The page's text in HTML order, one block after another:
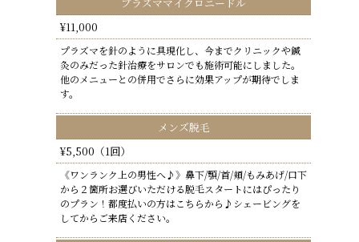
¥11,000
プラズマを針のように具現化し、今までクリニックや鍼
灸のみだった針治療をサロンでも施術可能にしました。
他のメニューとの併用でさらに効果アップが期待でしま
す。
メンズ脱毛
¥5,500（1回）
《ワンランク上の男性へ♪》鼻下/顎/首/頬/もみあげ/口下
から２箇所お選びいただける脱毛スタートにはぴったり
のプラン！都度払いの方はこちらから♪シェービングを
してからご来店ください。